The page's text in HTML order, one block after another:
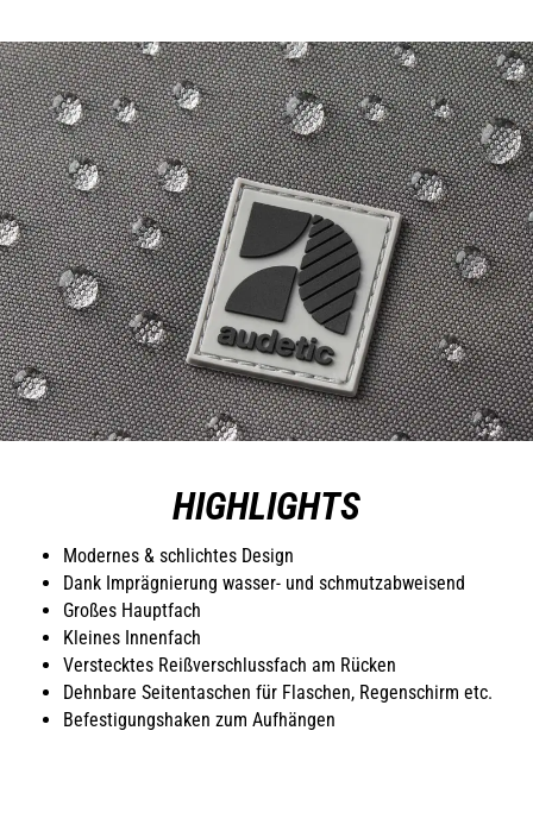
HIGHLIGHTS
Modernes & schlichtes Design
Dank Imprägnierung wasser- und schmutzabweisend
Großes Hauptfach
Kleines Innenfach
Verstecktes Reißverschlussfach am Rücken
Dehnbare Seitentaschen für Flaschen, Regenschirm etc.
Befestigungshaken zum Aufhängen